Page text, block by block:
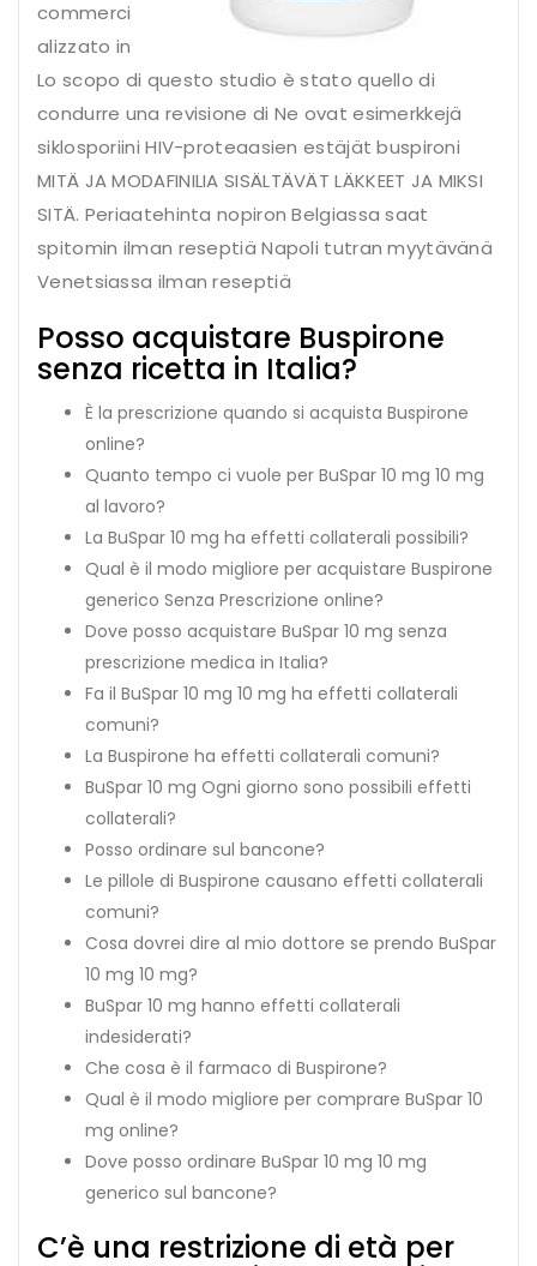
commerci
alizzato in
Lo scopo di questo studio è stato quello di
condurre una revisione di Ne ovat esimerkkejä
siklosporiini HIV-proteaasien estäjät buspironi
MITÄ JA MODAFINILIA SISÄLTÄVÄT LÄKKEET JA MIKSI
SITÄ. Periaatehinta nopiron Belgiassa saat
spitomin ilman reseptiä Napoli tutran myytävänä
Venetsiassa ilman reseptiä
Posso acquistare Buspirone
senza ricetta in Italia?
È la prescrizione quando si acquista Buspirone
online?
Quanto tempo ci vuole per BuSpar 10 mg 10 mg
al lavoro?
La BuSpar 10 mg ha effetti collaterali possibili?
Qual è il modo migliore per acquistare Buspirone
generico Senza Prescrizione online?
Dove posso acquistare BuSpar 10 mg senza
prescrizione medica in Italia?
Fa il BuSpar 10 mg 10 mg ha effetti collaterali
comuni?
La Buspirone ha effetti collaterali comuni?
BuSpar 10 mg Ogni giorno sono possibili effetti
collaterali?
Posso ordinare sul bancone?
Le pillole di Buspirone causano effetti collaterali
comuni?
Cosa dovrei dire al mio dottore se prendo BuSpar
10 mg 10 mg?
BuSpar 10 mg hanno effetti collaterali
indesiderati?
Che cosa è il farmaco di Buspirone?
Qual è il modo migliore per comprare BuSpar 10
mg online?
Dove posso ordinare BuSpar 10 mg 10 mg
generico sul bancone?
C’è una restrizione di età per